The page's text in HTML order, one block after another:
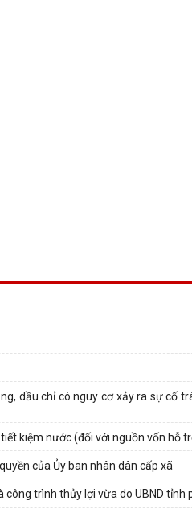
dầu chỉ có nguy cơ xảy ra sự cố
kiệm nước (đối với nguồn vốn hỗ
của Ủy ban nhân dân cấp xã
trình thủy lợi vừa do UBND tỉnh